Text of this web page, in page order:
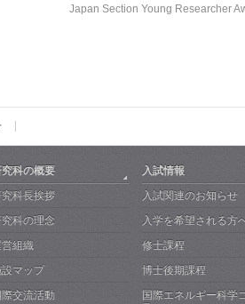
Japan Section Young Researcher
科の概要
科長挨拶
科の理念
組織
マップ
際交流活動
入試情報
入試関連のお知らせ
入学を希望される方
修士課程
博士後期課程
国際エネルギー科学